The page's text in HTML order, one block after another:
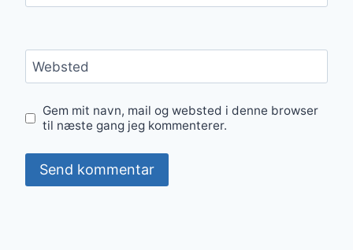
Websted
Gem mit navn, mail og websted i denne browser
til næste gang jeg kommenterer.